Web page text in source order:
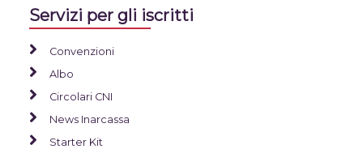
Servizi per gli iscritti
Convenzioni
Albo
Circolari CNI
News Inarcassa
Starter Kit